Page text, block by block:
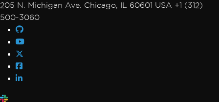
Error while opening document from bytes:
205 N. Michigan Ave. Chicago, IL 60601 USA +1 (312)
500-3060